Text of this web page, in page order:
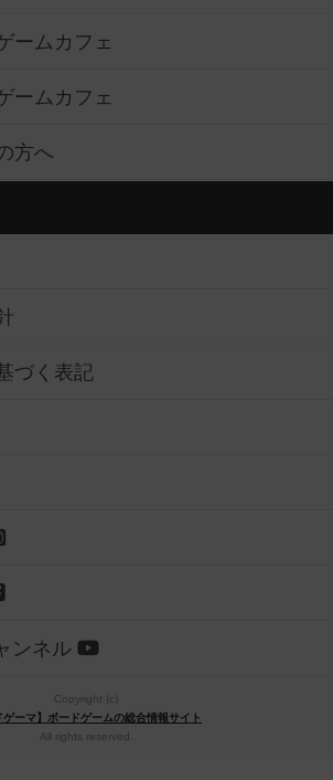
ームカフェ
ームカフェ
方へ
づく表記
ンネル
Copyright (c)
ゲーマ】ボードゲームの総合情報サイト
All rights reserved.